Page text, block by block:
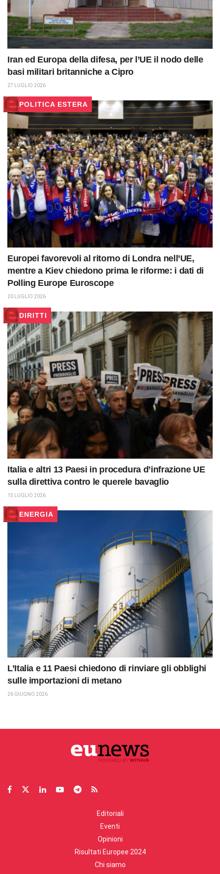
Iran ed Europa della difesa, per l’UE il nodo delle
basi militari britanniche a Cipro
27 LUGLIO 2026
POLITICA ESTERA
Europei favorevoli al ritorno di Londra nell’UE,
mentre a Kiev chiedono prima le riforme: i dati di
Polling Europe Euroscope
20 LUGLIO 2026
DIRITTI
Italia e altri 13 Paesi in procedura d’infrazione UE
sulla direttiva contro le querele bavaglio
15 LUGLIO 2026
ENERGIA
L’Italia e 11 Paesi chiedono di rinviare gli obblighi
sulle importazioni di metano
26 GIUGNO 2026
Editoriali
Eventi
Opinioni
Risultati Europee 2024
Chi siamo